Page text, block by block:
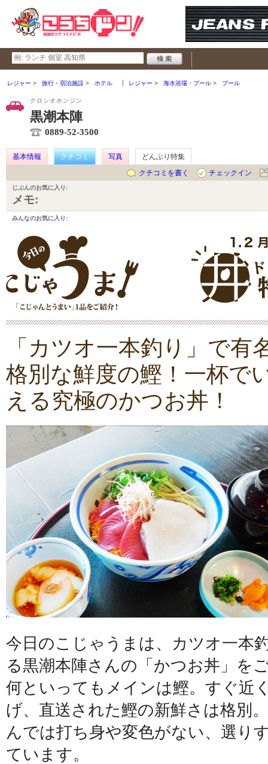
レジャー 旅行・宿泊施設 ホテル レジャー 海水浴場・プール プール
クロシオホンジン
黒潮本陣
0889-52-3500
基本情報 クチコミ 写真
どんぶり特集
クチコミを書く
チェックイン
じぶんのお気に入り:
メモ:
みんなのお気に入り:
「カツオ一本釣り」で
格別な鮮度の鰹！一杯で
える究極のかつお丼！
今日のこじゃうまは、カツオ一本
る黒潮本陣さんの「かつお丼」を
何といってもメインは鰹。すぐ近
げ、直送された鰹の新鮮さは格別
んでは打ち身や変色がない、選り
ています。